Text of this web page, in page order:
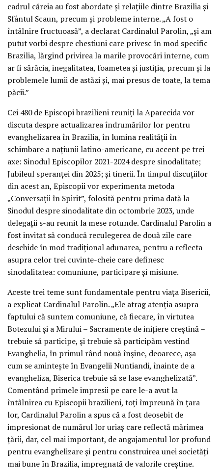
cadrul căreia au fost abordate și relațiile dintre Brazilia și
Sfântul Scaun, precum și probleme interne. „A fost o
întâlnire fructuoasă”, a declarat Cardinalul Parolin, „și am
putut vorbi despre chestiuni care privesc în mod specific
Brazilia, lărgind privirea la marile provocări interne, cum
ar fi sărăcia, inegalitatea, foametea și justiția, precum și la
problemele lumii de astăzi și, mai presus de toate, la tema
păcii.”
Cei 480 de Episcopi brazilieni reuniți la Aparecida vor
discuta despre actualizarea îndrumărilor lor pentru
evanghelizarea în Brazilia, în lumina realității în
schimbare a națiunii latino-americane, cu accent pe trei
axe: Sinodul Episcopilor 2021-2024 despre sinodalitate;
Jubileul speranței din 2025; și tinerii. În timpul discuțiilor
din acest an, Episcopii vor experimenta metoda
„Conversații în Spirit”, folosită pentru prima dată la
Sinodul despre sinodalitate din octombrie 2023, unde
delegații s-au reunit la mese rotunde. Cardinalul Parolin a
fost invitat să conducă reculegerea de două zile care
deschide în mod tradițional adunarea, pentru a reflecta
asupra celor trei cuvinte-cheie care definesc
sinodalitatea: comuniune, participare și misiune.
Aceste trei teme sunt fundamentale pentru viața Bisericii,
a explicat Cardinalul Parolin. „Ele atrag atenția asupra
faptului că suntem comuniune, că fiecare, în virtutea
Botezului și a Mirului – Sacramente de inițiere creștină –
trebuie să participe, și trebuie să participăm vestind
Evanghelia, în primul rând nouă înșine, deoarece, așa
cum se amintește în Evangelii Nuntiandi, înainte de a
evangheliza, Biserica trebuie să se lase evanghelizată”.
Comentând primele impresii pe care le-a avut la
întâlnirea cu Episcopii brazilieni, toți împreună în țara
lor, Cardinalul Parolin a spus că a fost deosebit de
impresionat de numărul lor uriaș care reflectă mărimea
țării, dar, cel mai important, de angajamentul lor profund
pentru evanghelizare și pentru construirea unei societăți
mai bune în Brazilia, impregnată de valorile creștine.